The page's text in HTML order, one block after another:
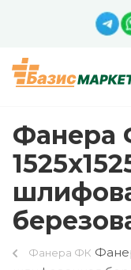
Фанера
Фанера ФК